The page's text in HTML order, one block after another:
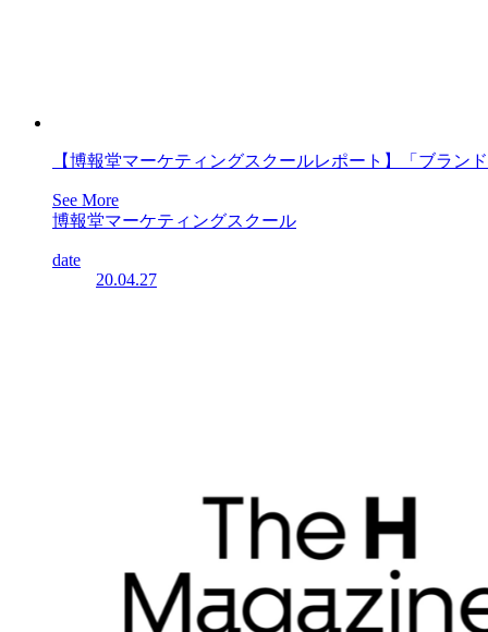
【博報堂マーケティングスクールレポート】「ブラン
See More
博報堂マーケティングスクール
date
20.04.27